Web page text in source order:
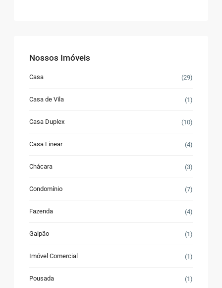
Nossos Imóveis
Casa (29)
Casa de Vila (1)
Casa Duplex (10)
Casa Linear (4)
Chácara (3)
Condomínio (7)
Fazenda (4)
Galpão (1)
Imóvel Comercial (1)
Pousada (1)